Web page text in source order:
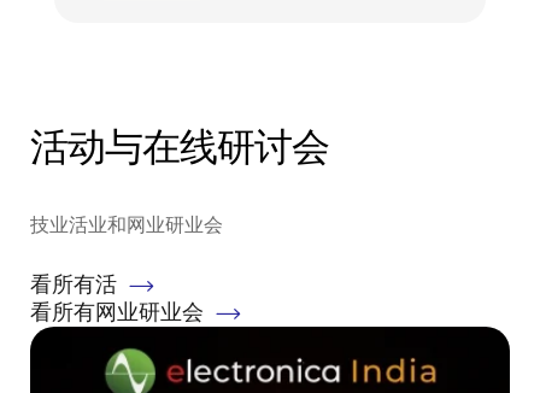
活动与在线研讨会
技业活业和网业研业会
看所有活
看所有网业研业会